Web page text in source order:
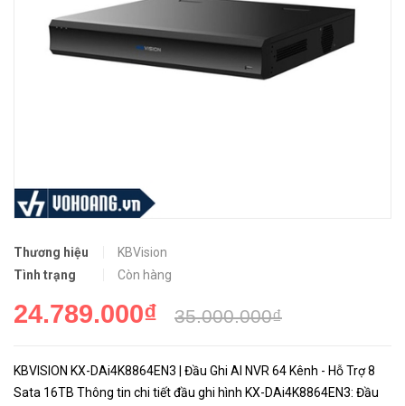
Thương hiệu
KBVision
Tình trạng
Còn hàng
24.789.000₫ 35.000.000₫
KBVISION KX-DAi4K8864EN3 | Đầu Ghi AI NVR 64 Kênh - Hỗ Trợ 8
Sata 16TB Thông tin chi tiết đầu ghi hình KX-DAi4K8864EN3: Đầu